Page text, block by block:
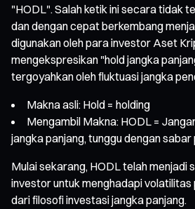
"HODL". Salah ketik ini secara tidak
dan dengan cepat berkembang
digunakan oleh para investor Aset
mengekspresikan "hold jangka
tergoyahkan oleh fluktuasi jangka
Makna asli: Hold = holding
Mengambil Makna: HODL =
jangka panjang, tunggu dengan
Mulai sekarang, HODL telah menjadi
investor untuk menghadapi volatilitas
dari filosofi investasi jangka panjang.